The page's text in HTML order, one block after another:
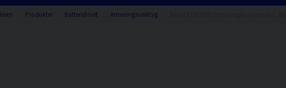
Hem Produkter Batteridrivet Armeringsverktyg